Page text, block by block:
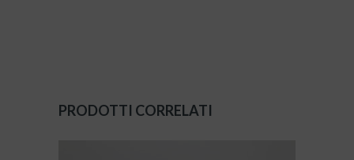
PRODOTTI CORRELATI